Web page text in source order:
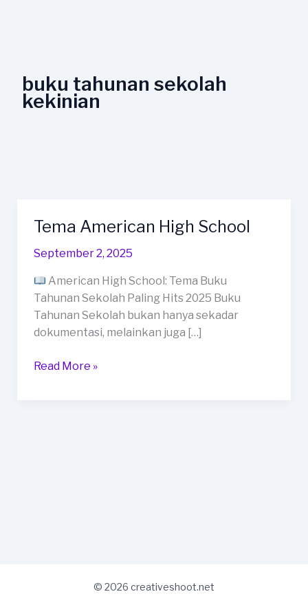
buku tahunan sekolah
kekinian
Tema American High School
September 2, 2025
American High School: Tema Buku
Tahunan Sekolah Paling Hits 2025 Buku
Tahunan Sekolah bukan hanya sekadar
dokumentasi, melainkan juga […]
Tema
High
School
Read More »
© 2026 creativeshoot.net